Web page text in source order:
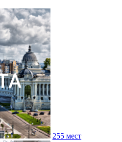
255 мест